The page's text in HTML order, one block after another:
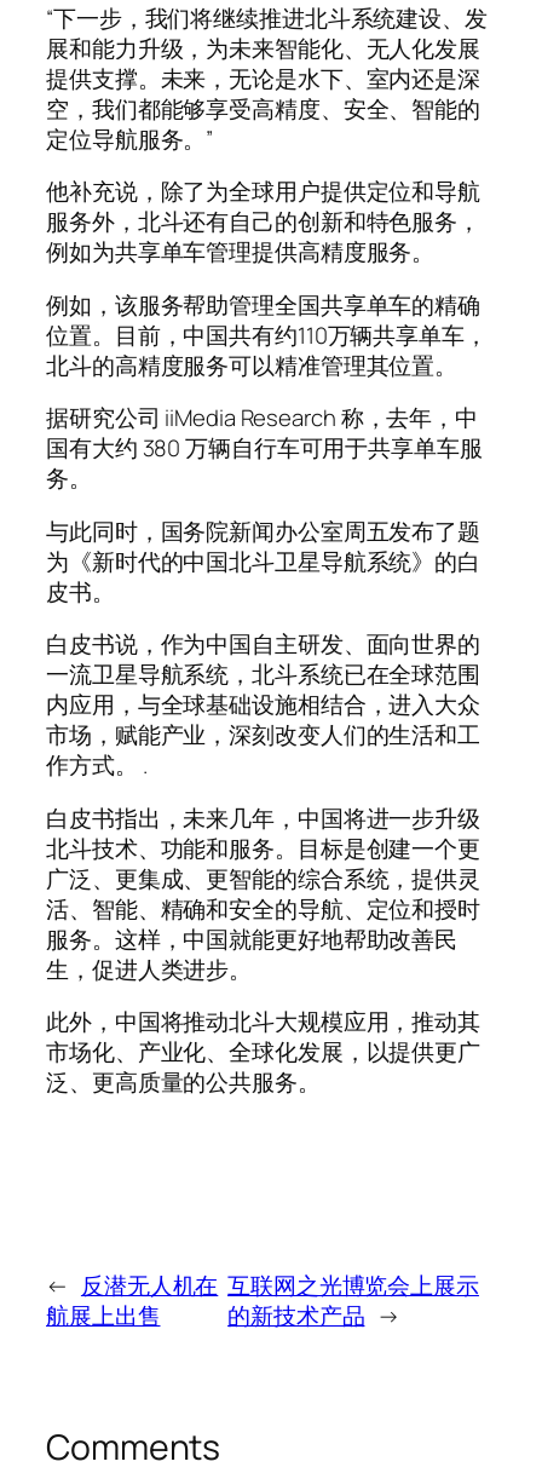
“下一步，我们将继续推进北斗系统建设、发
展和能力升级，为未来智能化、无人化发展
提供支撑。未来，无论是水下、室内还是深
空，我们都能够享受高精度、安全、智能的
定位导航服务。”
他补充说，除了为全球用户提供定位和导航
服务外，北斗还有自己的创新和特色服务，
例如为共享单车管理提供高精度服务。
例如，该服务帮助管理全国共享单车的精确
位置。目前，中国共有约110万辆共享单车，
北斗的高精度服务可以精准管理其位置。
据研究公司 iiMedia Research 称，去年，中
国有大约 380 万辆自行车可用于共享单车服
务。
与此同时，国务院新闻办公室周五发布了题
为《新时代的中国北斗卫星导航系统》的白
皮书。
白皮书说，作为中国自主研发、面向世界的
一流卫星导航系统，北斗系统已在全球范围
内应用，与全球基础设施相结合，进入大众
市场，赋能产业，深刻改变人们的生活和工
作方式。 .
白皮书指出，未来几年，中国将进一步升级
北斗技术、功能和服务。目标是创建一个更
广泛、更集成、更智能的综合系统，提供灵
活、智能、精确和安全的导航、定位和授时
服务。这样，中国就能更好地帮助改善民
生，促进人类进步。
此外，中国将推动北斗大规模应用，推动其
市场化、产业化、全球化发展，以提供更广
泛、更高质量的公共服务。
← 反潜无人机在
航展上出售
互联网之光博览会上展示
的新技术产品 →
Comments